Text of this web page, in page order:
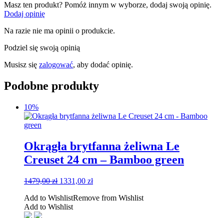
Masz ten produkt? Pomóż innym w wyborze, dodaj swoją opinię.
Dodaj opinię
Na razie nie ma opinii o produkcie.
Podziel się swoją opinią
Musisz się zalogować, aby dodać opinię.
Podobne produkty
10%
Okrągła brytfanna żeliwna Le
Creuset 24 cm – Bamboo green
1479,00zł Pierwotna
wynosiła:
1479,00 zł.
1331,00 złAktualna
wynosi:
Add to WishlistRemove from Wishlist
Add to Wishlist